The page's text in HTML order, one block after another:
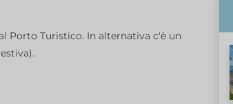
Porto Turistico. In alternativa c'è un